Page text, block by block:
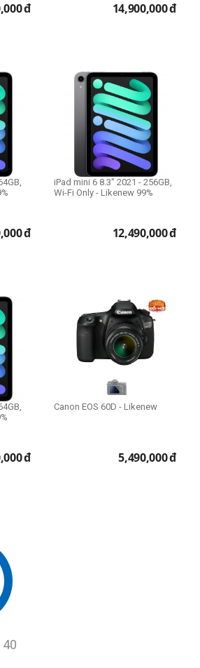
đ 14,900,000đ
đ
iPad mini 6 8.3" 2021 - 256GB,
Wi-Fi Only - Likenew 99%
12,490,000đ
đ
Canon EOS 60D - Likenew
5,490,000đ